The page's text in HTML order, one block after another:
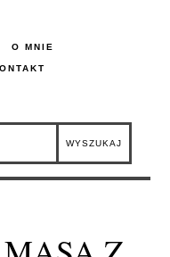
O MNIE